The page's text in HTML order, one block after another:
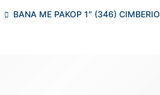
ΒΑΝΑ ΜΕ ΡΑΚΟΡ 1″ (346) CIMBERIO